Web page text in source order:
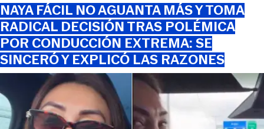
NAYA FÁCIL NO AGUANTA MÁS Y TOMA
RADICAL DECISIÓN TRAS POLÉMICA
POR CONDUCCIÓN EXTREMA: SE
SINCERÓ Y EXPLICÓ LAS RAZONES